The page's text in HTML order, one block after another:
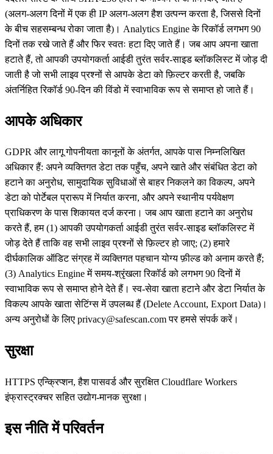
(अलग-अलग दिनों में एक ही IP अलग-अलग हैश उत्पन्न करता है, जिससे दिनों
के बीच सहसम्बन्ध रोका जाता है)। Analytics Engine के रिकॉर्ड लगभग 90
दिनों तक रखे जाते हैं और फिर स्वतः हटा दिए जाते हैं। जब आप अपना खाता
हटाते हैं, तो आपकी उपयोगकर्ता आईडी तुरंत सर्वर-साइड ब्लॉकलिस्ट में जोड़ दी
जाती है जो सभी लाइव प्रश्नों से आपके डेटा को फ़िल्टर करती है, जबकि
अंतर्निहित रिकॉर्ड 90-दिन की विंडो में स्वाभाविक रूप से समाप्त हो जाते हैं।
आपके अधिकार
GDPR और लागू गोपनीयता कानूनों के अंतर्गत, आपके पास निम्नलिखित
अधिकार हैं: अपने व्यक्तिगत डेटा तक पहुँच, अपने खाते और संबंधित डेटा को
हटाने का अनुरोध, सामुदायिक सुविधाओं से बाहर निकलने का विकल्प, अपने
डेटा को पोर्टेबल प्रारूप में निर्यात करना, और अपने स्थानीय पर्यवेक्षण
प्राधिकरण के पास शिकायत दर्ज करना। जब आप खाता हटाने का अनुरोध
करते हैं, हम (1) आपकी उपयोगकर्ता आईडी तुरंत सर्वर-साइड ब्लॉकलिस्ट में
जोड़ देते हैं ताकि वह सभी लाइव प्रश्नों से फ़िल्टर हो जाए; (2) हमारे
दीर्घकालिक ऑडिट संग्रह में व्यक्तिगत पहचान योग्य फ़ील्ड को अनाम करते हैं;
(3) Analytics Engine में समय-श्रृंखला रिकॉर्ड को लगभग 90 दिनों में
स्वाभाविक रूप से समाप्त होने देते हैं। स्व-सेवा खाता हटाने और डेटा निर्यात के
विकल्प आपके खाता सेटिंग्स में उपलब्ध हैं (Delete Account, Export Data)।
अन्य अनुरोधों के लिए privacy@safescan.com पर हमसे संपर्क करें।
सुरक्षा
HTTPS एन्क्रिप्शन, हैश पासवर्ड और सुरक्षित Cloudflare Workers
इंफ्रास्ट्रक्चर सहित उद्योग-मानक सुरक्षा।
इस नीति में परिवर्तन